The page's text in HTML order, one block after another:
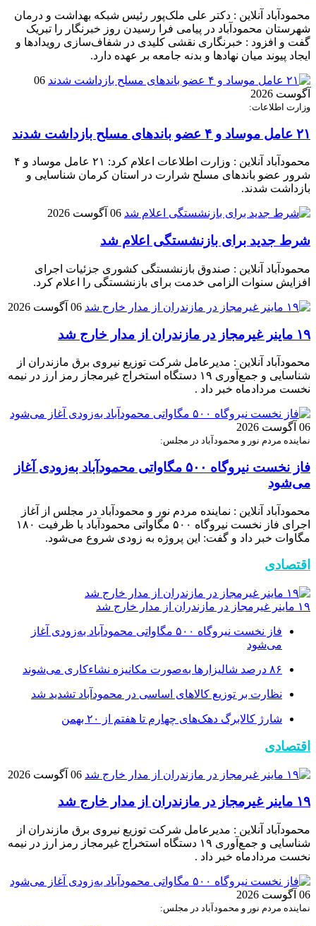
محمودآباد آنلاین : دکتر علی ملک‌پور رئیس شبکه بهداشت و درمان
شهرستان محمودآباد در پیامی فرا رسیدن روز خبرنگار را تبریک
گفت و افزود : خبرنگاری نقشی کلیدی در شفاف‌سازی رویدادها و
ایجاد پیوند میان نهادها و بدنه جامعه بر عهده دارد.
06
آگوست 2026
وزارت اطلاعات:
۲۱ عامل موساد و ۴ عضو باند‌های مسلح بازداشت شدند
محمودآباد آنلاین : وزارت اطلاعات اعلام کرد: ۲۱ عامل موساد و ۴
شرور عضو باند‌های مسلح شرارت در استان کرمان شناسایی و
بازداشت شدند.
06 آگوست 2026
شرط جدید برای بازنشستگی اعلام شد
محمودآباد آنلاین : صندوق بازنشستگی کشوری جزئیات اجرای
افزایش سنوات الزامی خدمت برای بازنشستگی را اعلام کرد.
06 آگوست 2026
۱۹ ماینر غیرمجاز در مازندران از مدار خارج شد
محمودآباد آنلاین : مدیرعامل شرکت توزیع نیروی برق مازندران از
شناسایی و جمع‌آوری ۱۹ دستگاه استخراج غیرمجاز رمز ارز در نیمه
نخست مردادماه خبر داد .
06 آگوست 2026
نماینده مردم نور و محمودآباد در مجلس:
فاز نخست نیروگاه ۵۰۰ مگاواتی محمودآباد به‌زودی آغاز
می‌شود
محمودآباد آنلاین : نماینده مردم نور و محمودآباد در مجلس از آغاز
اجرای فاز نخست نیروگاه ۵۰۰ مگاواتی محمودآباد با ظرفیت ۱۸۰
مگاوات خبر داد و گفت: این پروژه به زودی شروع می‌شود.
اقتصادی
۱۹ ماینر غیرمجاز در مازندران از مدار خارج شد
فاز نخست نیروگاه ۵۰۰ مگاواتی محمودآباد به‌زودی آغاز
می‌شود
۸۶ درصد شالیزارها به‌صورت مکانیزه نشاءکاری می‌شوند
نظارت بر توزیع کالا‌های اساسی در محمودآباد تشدید شد
شارژ کالابرگ دهک‌های چهارم تا هفتم از ۲۰ بهمن
اقتصادی
06 آگوست 2026
۱۹ ماینر غیرمجاز در مازندران از مدار خارج شد
محمودآباد آنلاین : مدیرعامل شرکت توزیع نیروی برق مازندران از
شناسایی و جمع‌آوری ۱۹ دستگاه استخراج غیرمجاز رمز ارز در نیمه
نخست مردادماه خبر داد .
06 آگوست 2026
نماینده مردم نور و محمودآباد در مجلس: